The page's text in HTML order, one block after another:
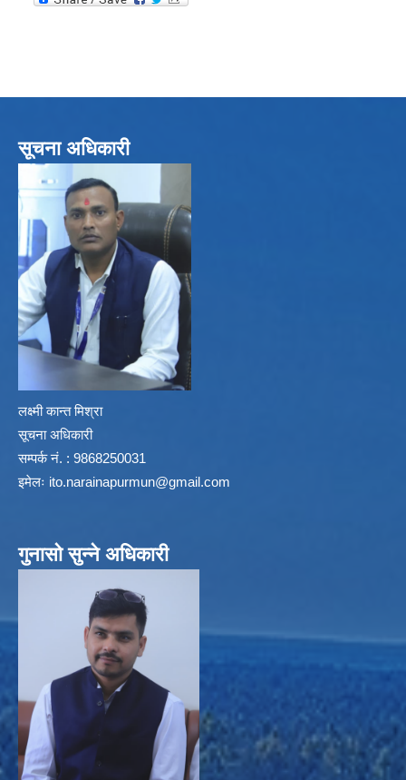
सूचना अधिकारी
लक्ष्मी कान्त मिश्रा
सूचना अधिकारी
सम्पर्क नं. : 9868250031
इमेलः ito.narainapurmun@gmail.com
गुनासो सुन्ने अधिकारी